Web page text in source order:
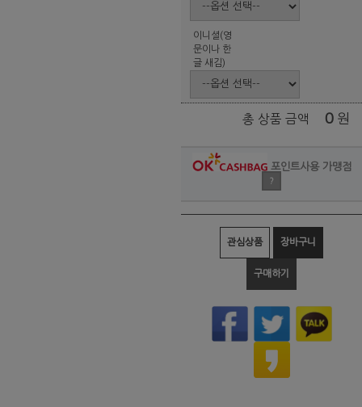
이니셜(영
문이나 한
글 새김)
총 상품 금액 0 원
포인트사용 가맹점
?
관심상품 장바구니
구매하기